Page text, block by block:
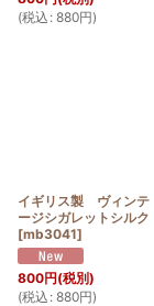
(税込 : 880円)
イギリス製 ヴィンテ
ージシガレットシルク
[mb3041]
800円(税別)
(税込 : 880円)